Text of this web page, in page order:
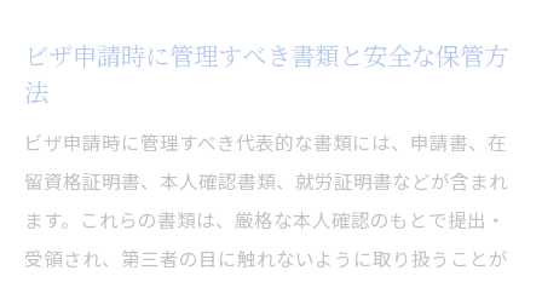
ビザ申請時に管理すべき書類と安全な保管方
法
ビザ申請時に管理すべき代表的な書類には、申請書、在
留資格証明書、本人確認書類、就労証明書などが含まれ
ます。これらの書類は、厳格な本人確認のもとで提出・
受領され、第三者の目に触れないように取り扱うことが